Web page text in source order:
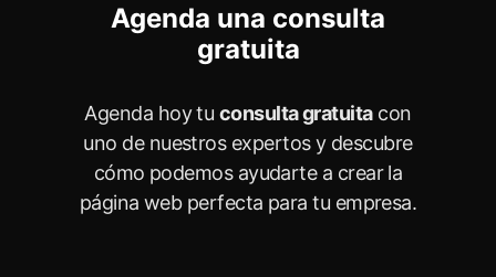
Agenda una consulta
gratuita
Agenda hoy tu consulta gratuitacon
uno de nuestros expertos y descubre
cómo podemos ayudarte a crear la
página web perfecta para tu empresa.